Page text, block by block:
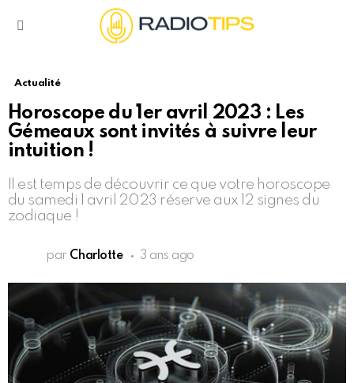
Actualité
Horoscope du 1er avril 2023 : Les
Gémeaux sont invités à suivre leur
intuition !
Il est temps de découvrir ce que votre horoscope
du samedi 1 avril 2023 réserve aux 12 signes du
zodiaque !
par Charlotte 3 ans ago